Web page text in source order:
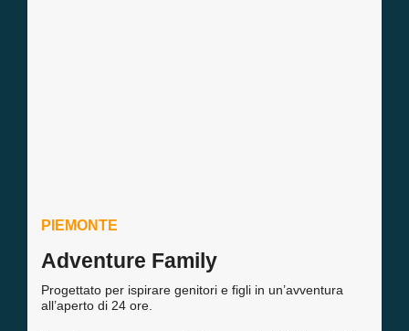
PIEMONTE
Adventure Family
Progettato per ispirare genitori e figli in un’avventura
all’aperto di 24 ore.